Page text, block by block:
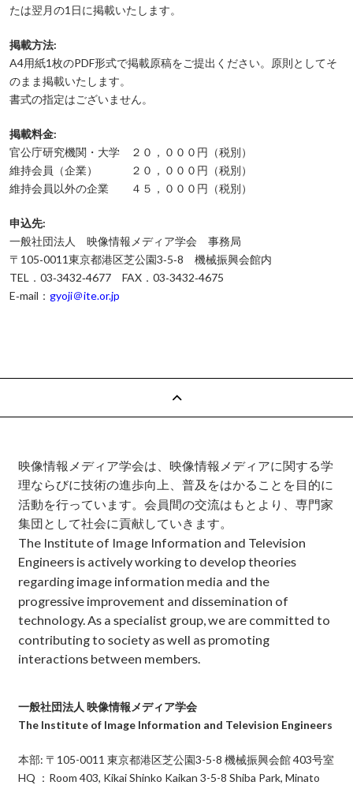
たは翌月の1日に掲載いたします。
掲載方法:
A4用紙1枚のPDF形式で掲載原稿をご提出ください。原則としてそ
のまま掲載いたします。
書式の指定はございません。
掲載料金:
官公庁研究機関・大学 ２０，０００円（税別）
維持会員（企業） ２０，０００円（税別）
維持会員以外の企業 ４５，０００円（税別）
申込先:
一般社団法人 映像情報メディア学会 事務局
〒105‐0011東京都港区芝公園3‐5‐8 機械振興会館内
TEL．03‐3432‐4677 FAX．03‐3432‐4675
E‐mail： gyoji＠ite.or.jp
映像情報メディア学会は、映像情報メディアに関する学
理ならびに技術の進歩向上、普及をはかることを目的に
活動を行っています。会員間の交流はもとより、専門家
集団として社会に貢献していきます。
The Institute of Image Information and Television
Engineers is actively working to develop theories
regarding image information media and the
progressive improvement and dissemination of
technology. As a specialist group, we are committed to
contributing to society as well as promoting
interactions between members.
一般社団法人 映像情報メディア学会
The Institute of Image Information and Television Engineers
本部: 〒105-0011 東京都港区芝公園3-5-8 機械振興会館 403号室
HQ ：Room 403, Kikai Shinko Kaikan 3-5-8 Shiba Park, Minato